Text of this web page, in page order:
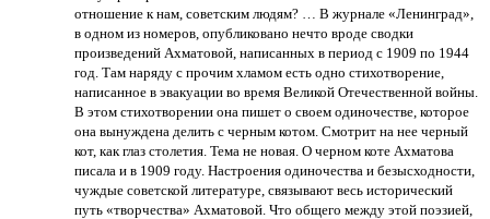
отношение к нам, советским людям? … В журнале «Ленинград»,
в одном из номеров, опубликовано нечто вроде сводки
произведений Ахматовой, написанных в период с 1909 по 1944
год. Там наряду с прочим хламом есть одно стихотворение,
написанное в эвакуации во время Великой Отечественной войны.
В этом стихотворении она пишет о своем одиночестве, которое
она вынуждена делить с черным котом. Смотрит на нее черный
кот, как глаз столетия. Тема не новая. О черном коте Ахматова
писала и в 1909 году. Настроения одиночества и безысходности,
чуждые советской литературе, связывают весь исторический
путь «творчества» Ахматовой. Что общего между этой поэзией,